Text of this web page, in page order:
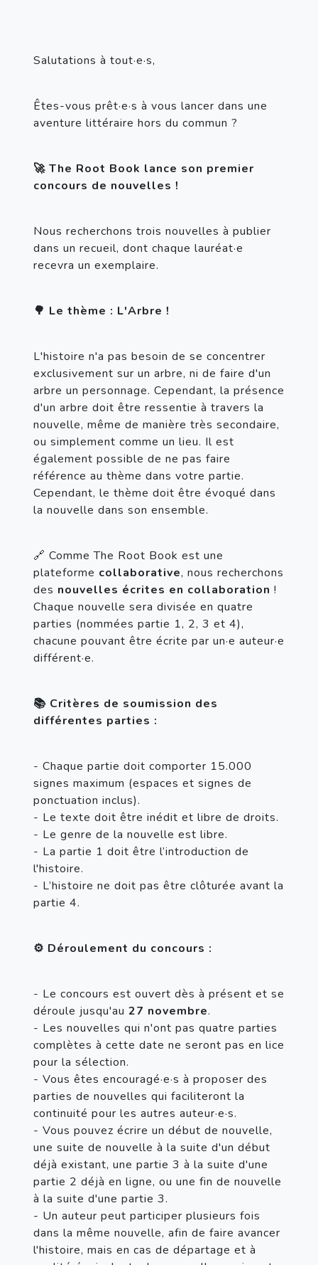
Salutations à tout·e·s,
Êtes-vous prêt·e·s à vous lancer dans une
aventure littéraire hors du commun ?
🚀 The Root Book lance son premier
concours de nouvelles !
Nous recherchons trois nouvelles à publier
dans un recueil, dont chaque lauréat·e
recevra un exemplaire.
🌳 Le thème : L'Arbre !
L'histoire n'a pas besoin de se concentrer
exclusivement sur un arbre, ni de faire d'un
arbre un personnage. Cependant, la présence
d'un arbre doit être ressentie à travers la
nouvelle, même de manière très secondaire,
ou simplement comme un lieu. Il est
également possible de ne pas faire
référence au thème dans votre partie.
Cependant, le thème doit être évoqué dans
la nouvelle dans son ensemble.
🔗 Comme The Root Book est une
plateforme collaborative, nous recherchons
des nouvelles écrites en collaboration !
Chaque nouvelle sera divisée en quatre
parties (nommées partie 1, 2, 3 et 4),
chacune pouvant être écrite par un·e auteur·e
différent·e.
📚 Critères de soumission des
différentes parties :
- Chaque partie doit comporter 15.000
signes maximum (espaces et signes de
ponctuation inclus).
- Le texte doit être inédit et libre de droits.
- Le genre de la nouvelle est libre.
- La partie 1 doit être l’introduction de
l'histoire.
- L’histoire ne doit pas être clôturée avant la
partie 4.
⚙️ Déroulement du concours :
- Le concours est ouvert dès à présent et se
déroule jusqu'au 27 novembre.
- Les nouvelles qui n'ont pas quatre parties
complètes à cette date ne seront pas en lice
pour la sélection.
- Vous êtes encouragé·e·s à proposer des
parties de nouvelles qui faciliteront la
continuité pour les autres auteur·e·s.
- Vous pouvez écrire un début de nouvelle,
une suite de nouvelle à la suite d'un début
déjà existant, une partie 3 à la suite d'une
partie 2 déjà en ligne, ou une fin de nouvelle
à la suite d'une partie 3.
- Un auteur peut participer plusieurs fois
dans la même nouvelle, afin de faire avancer
l'histoire, mais en cas de départage et à